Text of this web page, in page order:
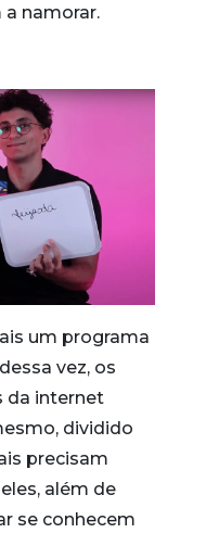
namorar.
um programa
vez, os
da internet
dividido
precisam
além de
se conhecem